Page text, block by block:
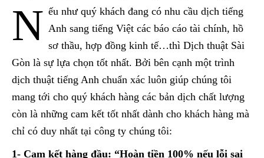
N ếu như quý khách đang có nhu cầu dịch tiếng
Anh sang tiếng Việt các báo cáo tài chính, hồ
sơ thầu, hợp đồng kinh tế…thì Dịch thuật Sài
Gòn là sự lựa chọn tốt nhất. Bởi bên cạnh một trình
dịch thuật tiếng Anh chuẩn xác luôn giúp chúng tôi
mang tới cho quý khách hàng các bản dịch chất lượng
còn là những cam kết tốt nhất dành cho khách hàng mà
chỉ có duy nhất tại công ty chúng tôi:
1- Cam kết hàng đầu: “Hoàn tiền 100% nếu lỗi sai